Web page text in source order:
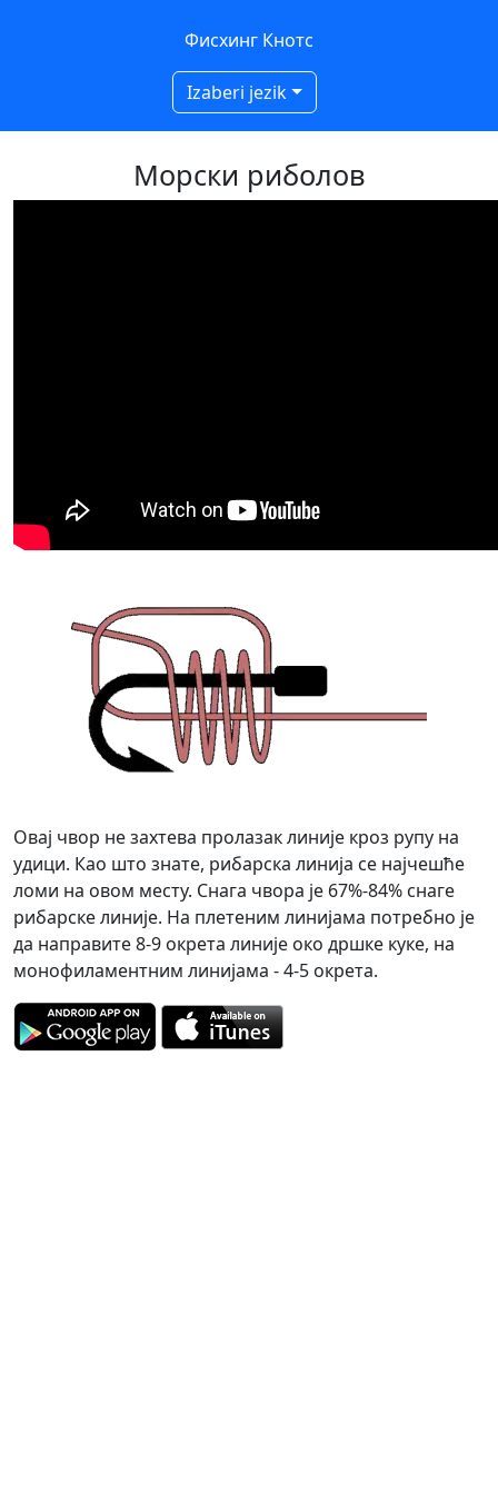
Фисхинг Кнотс
Izaberi jezik
Морски риболов
Овај чвор не захтева пролазак линије кроз рупу на
удици. Као што знате, рибарска линија се најчешће
ломи на овом месту. Снага чвора је 67%-84% снаге
рибарске линије. На плетеним линијама потребно је
да направите 8-9 окрета линије око дршке куке, на
монофиламентним линијама - 4-5 окрета.